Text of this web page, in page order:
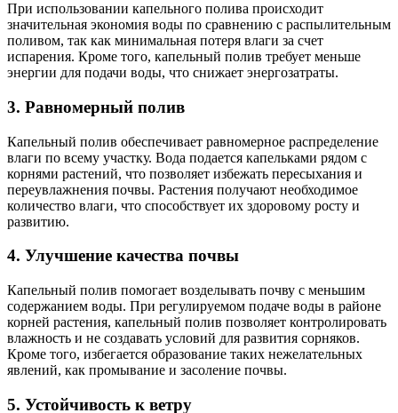
При использовании капельного полива происходит
значительная экономия воды по сравнению с распылительным
поливом, так как минимальная потеря влаги за счет
испарения. Кроме того, капельный полив требует меньше
энергии для подачи воды, что снижает энергозатраты.
3. Равномерный полив
Капельный полив обеспечивает равномерное распределение
влаги по всему участку. Вода подается капельками рядом с
корнями растений, что позволяет избежать пересыхания и
переувлажнения почвы. Растения получают необходимое
количество влаги, что способствует их здоровому росту и
развитию.
4. Улучшение качества почвы
Капельный полив помогает возделывать почву с меньшим
содержанием воды. При регулируемом подаче воды в районе
корней растения, капельный полив позволяет контролировать
влажность и не создавать условий для развития сорняков.
Кроме того, избегается образование таких нежелательных
явлений, как промывание и засоление почвы.
5. Устойчивость к ветру